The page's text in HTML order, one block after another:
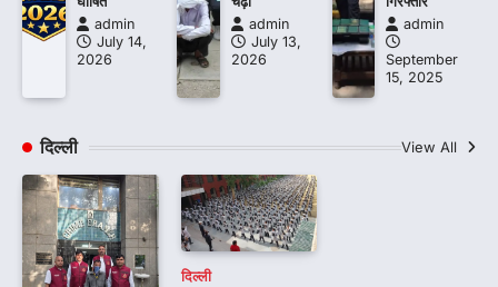
admin
July 14,
2026
admin
July 13,
2026
admin
September
15, 2025
दिल्ली View All
दिल्ली